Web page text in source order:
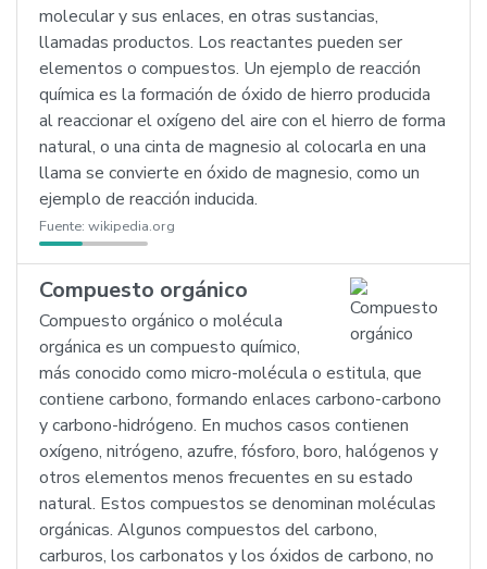
molecular y sus enlaces, en otras sustancias,
llamadas productos. Los reactantes pueden ser
elementos o compuestos. Un ejemplo de reacción
química es la formación de óxido de hierro producida
al reaccionar el oxígeno del aire con el hierro de forma
natural, o una cinta de magnesio al colocarla en una
llama se convierte en óxido de magnesio, como un
ejemplo de reacción inducida.
Fuente: wikipedia.org
Compuesto orgánico
Compuesto orgánico o molécula
orgánica es un compuesto químico,
más conocido como micro-molécula o estitula, que
contiene carbono, formando enlaces carbono-carbono
y carbono-hidrógeno. En muchos casos contienen
oxígeno, nitrógeno, azufre, fósforo, boro, halógenos y
otros elementos menos frecuentes en su estado
natural. Estos compuestos se denominan moléculas
orgánicas. Algunos compuestos del carbono,
carburos, los carbonatos y los óxidos de carbono, no